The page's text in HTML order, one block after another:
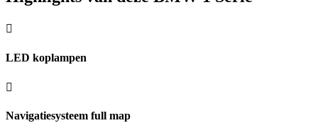
LED koplampen
Navigatiesysteem full map